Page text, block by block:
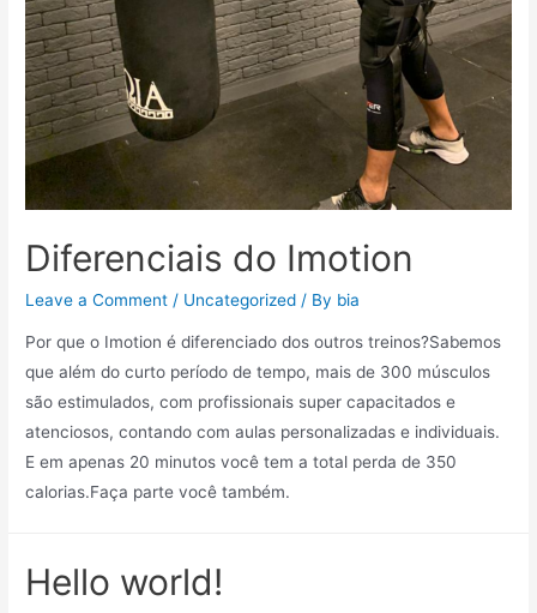
Diferenciais do Imotion
Leave a Comment / Uncategorized / By bia
Por que o Imotion é diferenciado dos outros treinos?Sabemos
que além do curto período de tempo, mais de 300 músculos
são estimulados, com profissionais super capacitados e
atenciosos, contando com aulas personalizadas e individuais.
E em apenas 20 minutos você tem a total perda de 350
calorias.Faça parte você também.
Hello world!